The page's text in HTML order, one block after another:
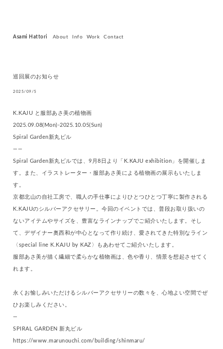
Asami Hattori About Info Work Contact
巡回展のお知らせ
2025/09/5
K.KAJU と服部あさ美の植物画
2025.09.08(Mon)-2025.10.05(Sun)
Spiral Garden新丸ビル
——
Spiral Garden新丸ビルでは、9月8日より「K.KAJU exhibition」を開催しま
す。また、イラストレーター・服部あさ美による植物画の展示もいたしま
す。
京都北山の自社工房で、職人の手仕事によりひとつひとつ丁寧に製作される
K.KAJUのシルバーアクセサリー。今回のイベントでは、普段お取り扱いの
ないアイテムやサイズを、豊富なラインナップでご紹介いたします。そし
て、デザイナー奥西和が中心となって作り続け、愛されてきた特別なライン
〈special line K.KAJU by KAZ〉もあわせてご紹介いたします。
服部あさ美が描く繊細で柔らかな植物画は、色や香り、情景を想起させてく
れます。
永くお愉しみいただけるシルバーアクセサリーの数々を、心地よい空間でぜ
ひお楽しみください。
—
SPIRAL GARDEN 新丸ビル
https://www.marunouchi.com/building/shinmaru/